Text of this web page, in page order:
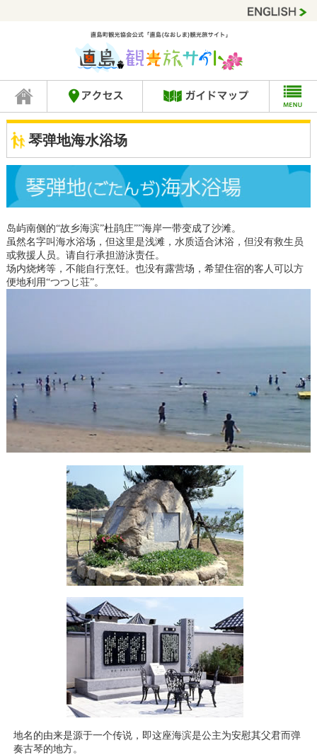
琴弹地海水浴场
岛屿南侧的“故乡海滨”杜鹃庄””海岸一带变成了沙滩。
虽然名字叫海水浴场，但这里是浅滩，水质适合沐浴，但没有救生员
或救援人员。请自行承担游泳责任。
场内烧烤等，不能自行烹饪。也没有露营场，希望住宿的客人可以方
便地利用“つつじ荘”。
地名的由来是源于一个传说，即这座海滨是公主为安慰其父君而弹
奏古琴的地方。